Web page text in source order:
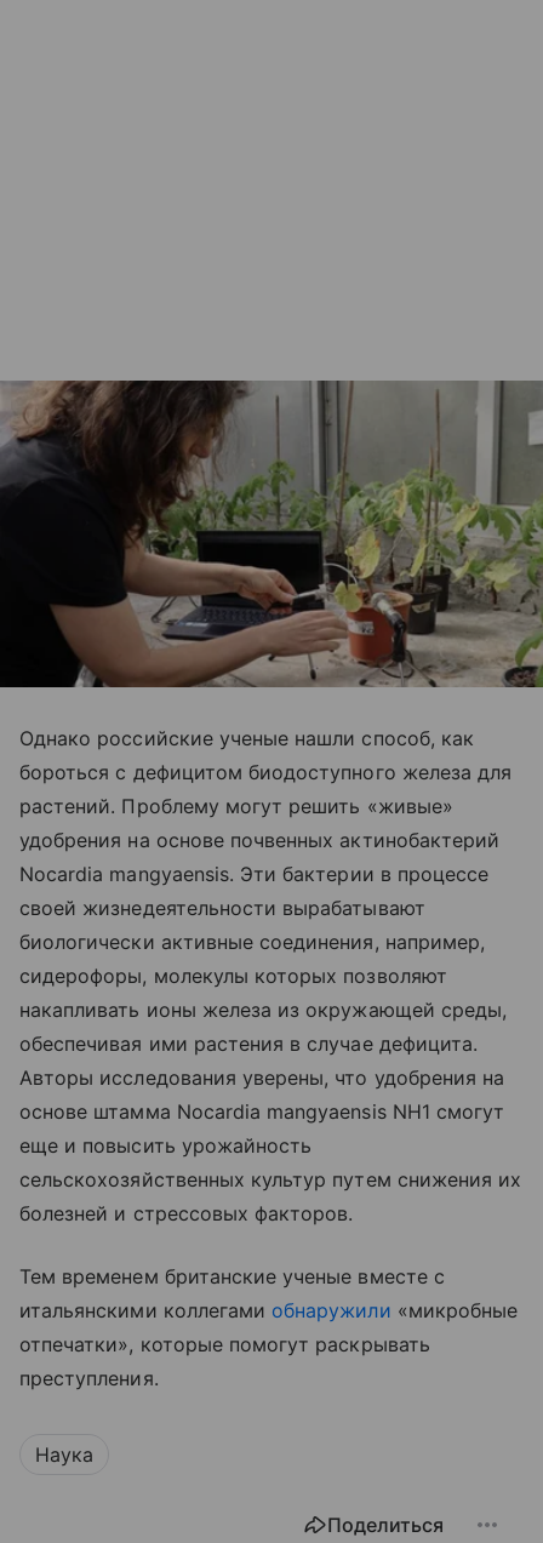
Однако российские ученые нашли способ, как
бороться с дефицитом биодоступного железа для
растений. Проблему могут решить «живые»
удобрения на основе почвенных актинобактерий
Nocardia mangyaensis. Эти бактерии в процессе
своей жизнедеятельности вырабатывают
биологически активные соединения, например,
сидерофоры, молекулы которых позволяют
накапливать ионы железа из окружающей среды,
обеспечивая ими растения в случае дефицита.
Авторы исследования уверены, что удобрения на
основе штамма Nocardia mangyaensis NH1 смогут
еще и повысить урожайность
сельскохозяйственных культур путем снижения их
болезней и стрессовых факторов.
Тем временем британские ученые вместе с
итальянскими коллегами обнаружили «микробные
отпечатки», которые помогут раскрывать
преступления.
Наука
Поделиться